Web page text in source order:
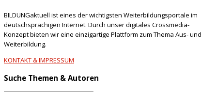
BILDUNGaktuell ist eines der wichtigsten Weiterbildungsportale im
deutschsprachigen Internet. Durch unser digitales Crossmedia-
Konzept bieten wir eine einzigartige Plattform zum Thema Aus- und
Weiterbildung.
KONTAKT & IMPRESSUM
Suche Themen & Autoren